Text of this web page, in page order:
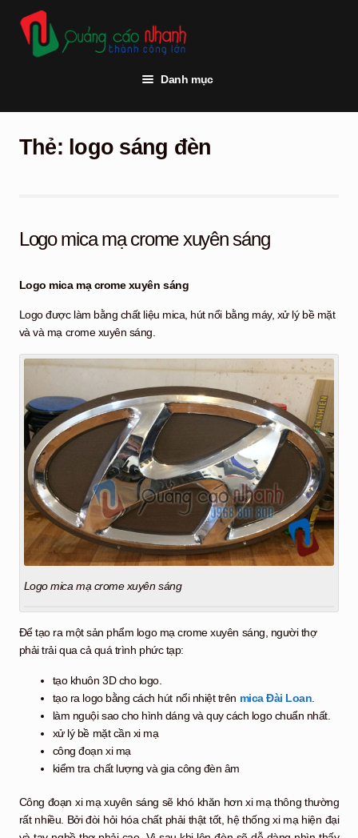
đến
Điều
Chuyển
đến
nội
Danh mục
Thi công quảng cáo
Khách hàng
Tư vấn kỹ thuật
Hỏi đáp
Thẻ: logo sáng đèn
Logo mica mạ crome xuyên sáng
Logo mica mạ crome xuyên sáng
Logo được làm bằng chất liệu mica, hút nổi bằng máy, xử lý bề mặt
và và mạ crome xuyên sáng.
Logo mica mạ crome xuyên sáng
Để tạo ra một sản phẩm logo mạ crome xuyên sáng, người thợ
phải trải qua cả quá trình phức tạp:
tạo khuôn 3D cho logo.
tạo ra logo bằng cách hút nổi nhiệt trên mica Đài Loan
làm nguội sao cho hình dáng và quy cách logo chuẩn nhất.
xử lý bề mặt cần xi mạ
công đoạn xi mạ
kiểm tra chất lượng và gia công đèn âm
Công đoạn xi mạ xuyên sáng sẽ khó khăn hơn xi mạ thông thường
rất nhiều. Bởi đòi hỏi hóa chất phải thật tốt, hệ thống xi mạ hiện đại